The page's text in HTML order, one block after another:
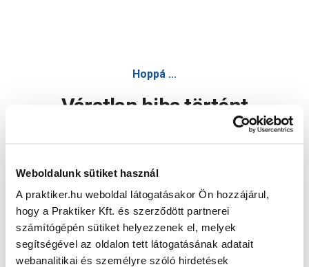
Weboldalunk sütiket használ
A praktiker.hu weboldal látogatásakor Ön hozzájárul,
hogy a Praktiker Kft. és szerződött partnerei
számítógépén sütiket helyezzenek el, melyek
segítségével az oldalon tett látogatásának adatait
webanalitikai és személyre szóló hirdetések
Hoppá ...
Váratlan hiba történt
Oldal újratöltése